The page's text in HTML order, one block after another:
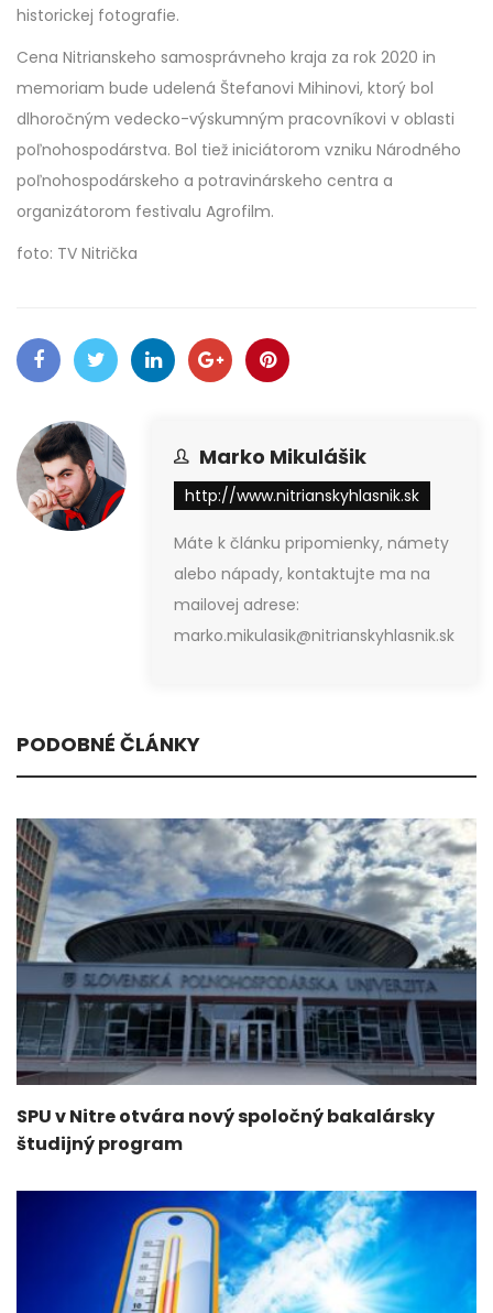
historickej fotografie.
Cena Nitrianskeho samosprávneho kraja za rok 2020 in
memoriam bude udelená Štefanovi Mihinovi, ktorý bol
dlhoročným vedecko-výskumným pracovníkovi v oblasti
poľnohospodárstva. Bol tiež iniciátorom vzniku Národného
poľnohospodárskeho a potravinárskeho centra a
organizátorom festivalu Agrofilm.
foto: TV Nitrička
Marko Mikulášik
http://www.nitrianskyhlasnik.sk
Máte k článku pripomienky, námety
alebo nápady, kontaktujte ma na
mailovej adrese:
marko.mikulasik@nitrianskyhlasnik.sk
PODOBNÉ ČLÁNKY
SPU v Nitre otvára nový spoločný bakalársky
študijný program